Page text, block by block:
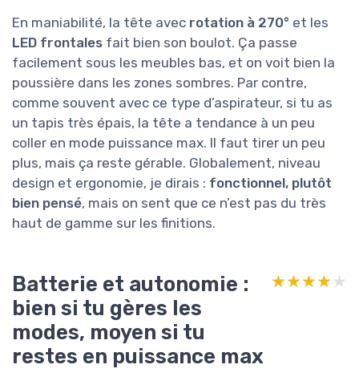
En maniabilité, la tête avec rotation à 270° et les
LED frontales fait bien son boulot. Ça passe
facilement sous les meubles bas, et on voit bien la
poussière dans les zones sombres. Par contre,
comme souvent avec ce type d’aspirateur, si tu as
un tapis très épais, la tête a tendance à un peu
coller en mode puissance max. Il faut tirer un peu
plus, mais ça reste gérable. Globalement, niveau
design et ergonomie, je dirais : fonctionnel, plutôt
bien pensé, mais on sent que ce n’est pas du très
haut de gamme sur les finitions.
Batterie et autonomie :
bien si tu gères les
modes, moyen si tu
restes en puissance max
★★★★★
★★★★★